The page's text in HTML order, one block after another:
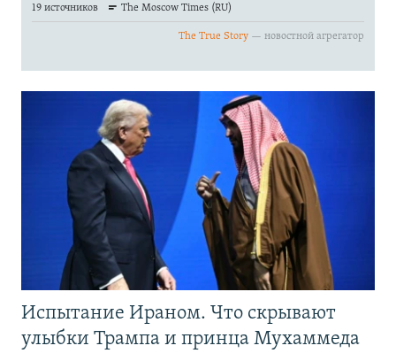
Испытание Ираном. Что скрывают
улыбки Трампа и принца Мухаммеда